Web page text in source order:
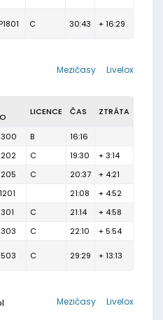
C 30:43 + 16:29
Livelox
Mezičasy
LICENCE ČAS ZTRÁTA
B
16:16
C 19:30
+ 3:14
C 20:37
+ 4:21
21:08
+ 4:52
C 21:14
+ 4:58
C 22:10 + 5:54
C 29:29 + 13:13
Livelox
Mezičasy